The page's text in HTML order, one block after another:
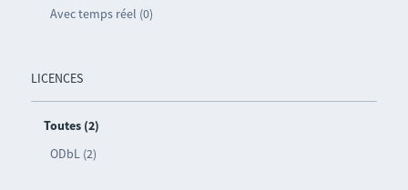
Avec temps réel (0)
LICENCES
Toutes (2)
ODbL (2)